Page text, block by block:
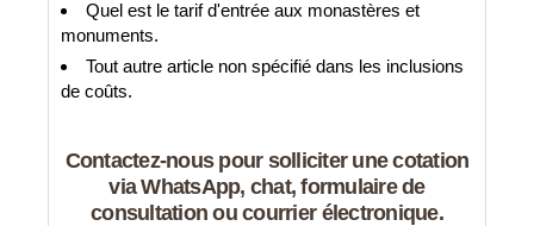
Quel est le tarif d'entrée aux monastères et
monuments.
Tout autre article non spécifié dans les inclusions
de coûts.
Contactez-nous pour solliciter une cotation
via WhatsApp, chat, formulaire de
consultation ou courrier électronique.